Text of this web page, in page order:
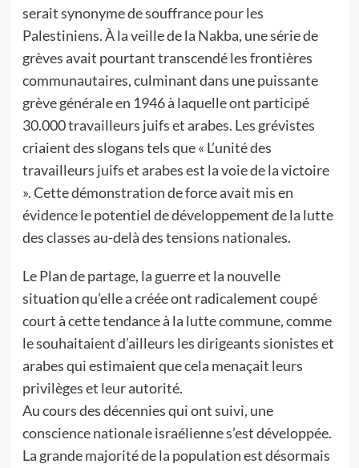
serait synonyme de souffrance pour les
Palestiniens. À la veille de la Nakba, une série de
grèves avait pourtant transcendé les frontières
communautaires, culminant dans une puissante
grève générale en 1946 à laquelle ont participé
30.000 travailleurs juifs et arabes. Les grévistes
criaient des slogans tels que « L’unité des
travailleurs juifs et arabes est la voie de la victoire
». Cette démonstration de force avait mis en
évidence le potentiel de développement de la lutte
des classes au-delà des tensions nationales.
Le Plan de partage, la guerre et la nouvelle
situation qu’elle a créée ont radicalement coupé
court à cette tendance à la lutte commune, comme
le souhaitaient d’ailleurs les dirigeants sionistes et
arabes qui estimaient que cela menaçait leurs
privilèges et leur autorité.
Au cours des décennies qui ont suivi, une
conscience nationale israélienne s’est développée.
La grande majorité de la population est désormais